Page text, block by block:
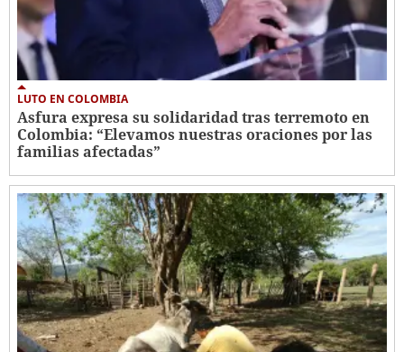
LUTO EN COLOMBIA
Asfura expresa su solidaridad tras terremoto en
Colombia: “Elevamos nuestras oraciones por las
familias afectadas”